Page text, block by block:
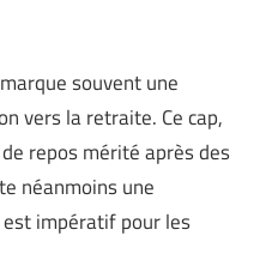
souvent une
vers la retraite. Ce cap,
repos mérité après des
néanmoins une
impératif pour les